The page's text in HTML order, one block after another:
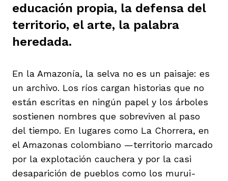
educación propia, la defensa del
territorio, el arte, la palabra
heredada.
En la Amazonía, la selva no es un paisaje: es
un archivo. Los ríos cargan historias que no
están escritas en ningún papel y los árboles
sostienen nombres que sobreviven al paso
del tiempo. En lugares como La Chorrera, en
el Amazonas colombiano —territorio marcado
por la explotación cauchera y por la casi
desaparición de pueblos como los murui-
del Cesar